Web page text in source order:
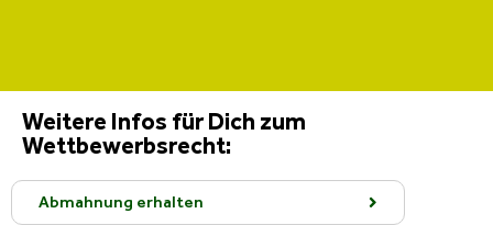
Weitere Infos für Dich zum
Wettbewerbsrecht:
Abmahnung erhalten